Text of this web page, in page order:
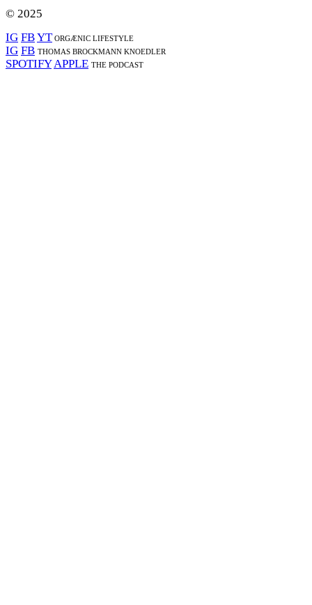
© 2025
IG FBYTORGÆNIC LIFESTYLE
IG FB THOMAS BROCKMANN KNOEDLER
SPOTIFY APPLE THE PODCAST